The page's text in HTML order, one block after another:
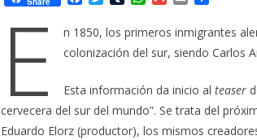
c
e
b
o
k
i
t
t
r
m
b
l
a
t
s
p
p
a
i
l
a
i
l
m
p
a
t
i
r
E
n 1850, los primeros inmigrantes
colonización del sur, siendo Carlos
Esta información da inicio al teaser
cervecera del sur del mundo”. Se trata del
Eduardo Elorz (productor), los mismos